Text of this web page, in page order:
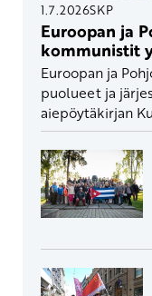
1.7.2026SKP
Euroopan ja
kommunistit
Euroopan ja
puolueet ja
aiepöytäkirjan